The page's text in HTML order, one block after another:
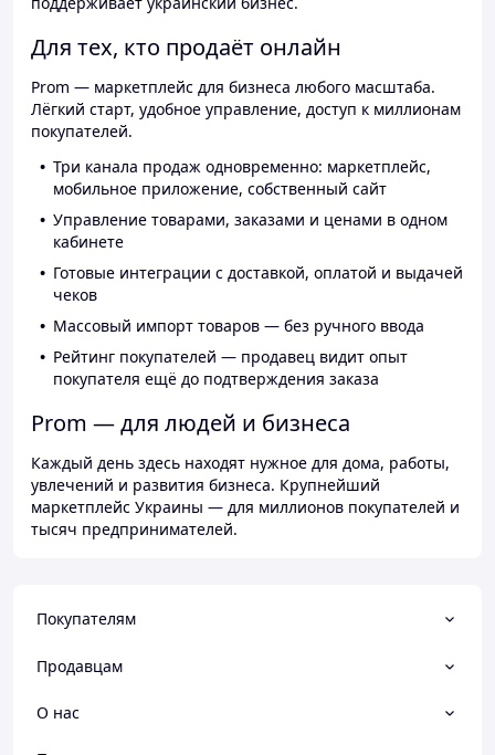
Для тех, кто продаёт онлайн
Prom — маркетплейс для бизнеса любого масштаба.
Лёгкий старт, удобное управление, доступ к миллионам
покупателей.
Три канала продаж одновременно: маркетплейс,
мобильное приложение, собственный сайт
Управление товарами, заказами и ценами в одном
кабинете
Готовые интеграции с доставкой, оплатой и выдачей
чеков
Массовый импорт товаров — без ручного ввода
Рейтинг покупателей — продавец видит опыт
покупателя ещё до подтверждения заказа
Prom — для людей и бизнеса
Каждый день здесь находят нужное для дома, работы,
увлечений и развития бизнеса. Крупнейший
маркетплейс Украины — для миллионов покупателей и
тысяч предпринимателей.
Покупателям
Продавцам
О нас